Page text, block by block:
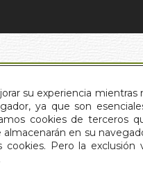
su experiencia
ya que son
cookies de terceros
en su
Pero la
QUIÉNES